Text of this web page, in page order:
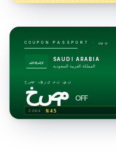
COUPON PASSPORT · نون
لا إله إلا الله
SAUDI ARABIA
المملكة العربية السعودية
خصم فوري من نون
خصم OFF
CODE N45